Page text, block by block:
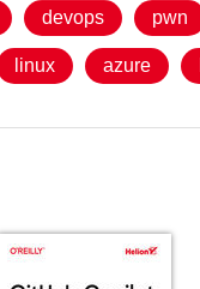
devops pwn
linux azure